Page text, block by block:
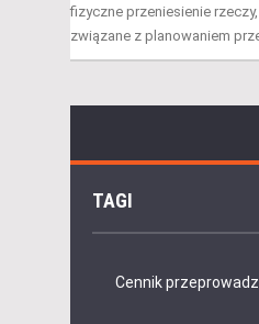
fizyczne przeniesienie
związane z planowaniem
TAGI
Cennik